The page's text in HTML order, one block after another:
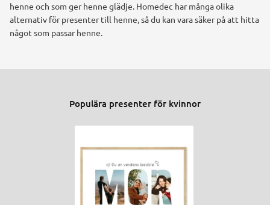
henne och som ger henne glädje. Homedec har många olika
alternativ för presenter till henne, så du kan vara säker på att hitta
något som passar henne.
Populära presenter för kvinnor